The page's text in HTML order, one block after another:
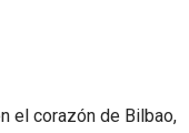
el corazón de Bilbao,